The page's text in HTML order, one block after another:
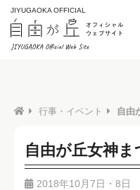
JIYUGAOKA OFFICIAL
行事・イベント 自由
自由が丘女神ま
2018年10月7日・8日